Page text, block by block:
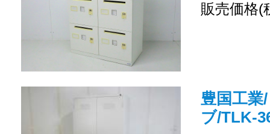
販売価格(
豊国工業
ブ/TLK-